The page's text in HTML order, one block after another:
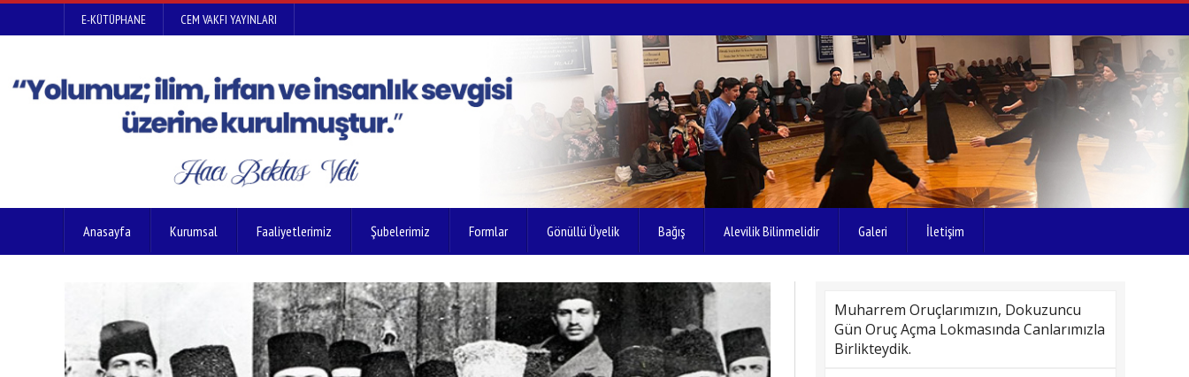
E-KÜTÜPHANE CEM VAKFI YAYINLARI
Anasayfa Kurumsal Faaliyetlerimiz Şubelerimiz Formlar Gönüllü Üyelik Bağış Alevilik Bilinmelidir Galeri İletişim
Muharrem Oruçlarımızın, Dokuzuncu
Gün Oruç Açma Lokmasında Canlarımızla
Birlikteydik.